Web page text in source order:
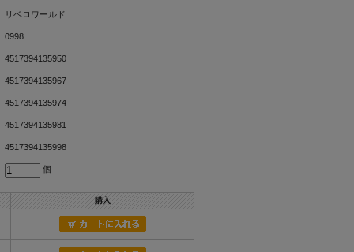
リベロワールド
0998
4517394135950
4517394135967
4517394135974
4517394135981
4517394135998
個
購入